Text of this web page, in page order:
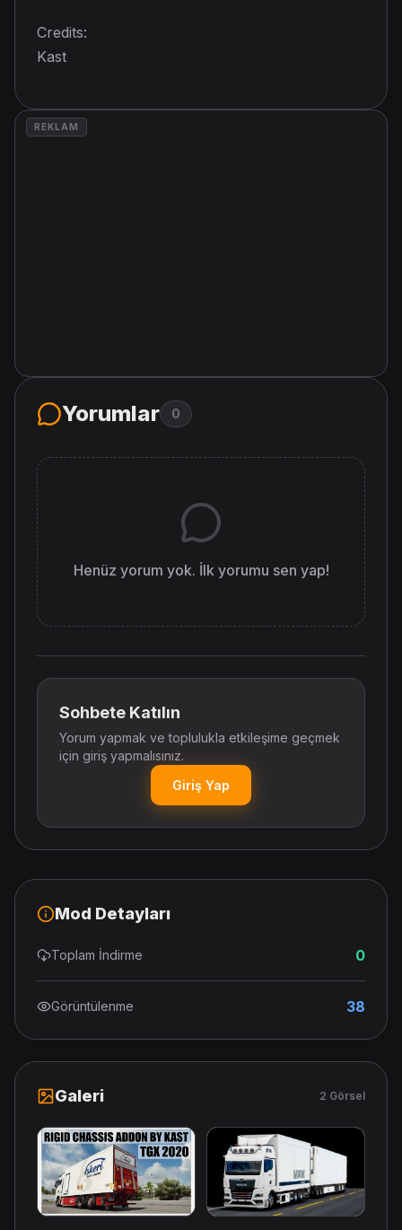
Credits:
Kast
REKLAM
Yorumlar 0
Henüz yorum yok. İlk yorumu sen yap!
Sohbete Katılın
Yorum yapmak ve toplulukla etkileşime geçmek
için giriş yapmalısınız.
Giriş Yap
Mod Detayları
Toplam İndirme 0
Görüntülenme 38
Galeri 2 Görsel